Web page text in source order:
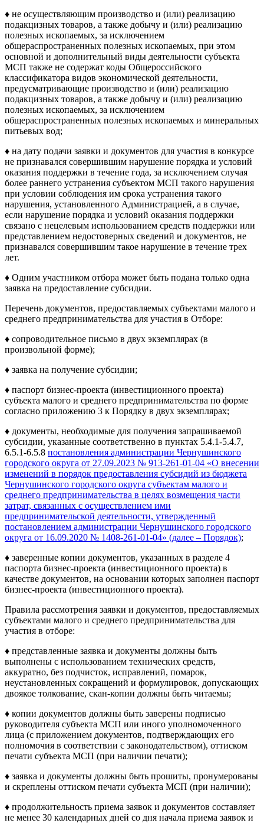
♦ не осуществляющим производство и (или) реализацию
подакцизных товаров, а также добычу и (или) реализацию
полезных ископаемых, за исключением
общераспространенных полезных ископаемых, при этом
основной и дополнительный виды деятельности субъекта
МСП также не содержат коды Общероссийского
классификатора видов экономической деятельности,
предусматривающие производство и (или) реализацию
подакцизных товаров, а также добычу и (или) реализацию
полезных ископаемых, за исключением
общераспространенных полезных ископаемых и минеральных
питьевых вод;
♦ на дату подачи заявки и документов для участия в конкурсе
не признавался совершившим нарушение порядка и условий
оказания поддержки в течение года, за исключением случая
более раннего устранения субъектом МСП такого нарушения
при условии соблюдения им срока устранения такого
нарушения, установленного Администрацией, а в случае,
если нарушение порядка и условий оказания поддержки
связано с нецелевым использованием средств поддержки или
представлением недостоверных сведений и документов, не
признавался совершившим такое нарушение в течение трех
лет.
♦ Одним участником отбора может быть подана только одна
заявка на предоставление субсидии.
Перечень документов, предоставляемых субъектами малого и
среднего предпринимательства для участия в Отборе:
♦ сопроводительное письмо в двух экземплярах (в
произвольной форме);
♦ заявка на получение субсидии;
♦ паспорт бизнес-проекта (инвестиционного проекта)
субъекта малого и среднего предпринимательства по форме
согласно приложению 3 к Порядку в двух экземплярах;
♦ документы, необходимые для получения запрашиваемой
субсидии, указанные соответственно в пунктах 5.4.1-5.4.7,
6.5.1-6.5.8 постановления администрации Чернушинского
городского округа от 27.09.2023 № 913-261-01-04 «О внесении
изменений в порядок предоставления субсидий из бюджета
Чернушинского городского округа субъектам малого и
среднего предпринимательства в целях возмещения части
затрат, связанных с осуществлением ими
предпринимательской деятельности, утвержденный
постановлением администрации Чернушинского городского
округа от 16.09.2020 № 1408-261-01-04» (далее – Порядок);
♦ заверенные копии документов, указанных в разделе 4
паспорта бизнес-проекта (инвестиционного проекта) в
качестве документов, на основании которых заполнен паспорт
бизнес-проекта (инвестиционного проекта).
Правила рассмотрения заявки и документов, предоставляемых
субъектами малого и среднего предпринимательства для
участия в отборе:
♦ представленные заявка и документы должны быть
выполнены с использованием технических средств,
аккуратно, без подчисток, исправлений, помарок,
неустановленных сокращений и формулировок, допускающих
двоякое толкование, скан-копии должны быть читаемы;
♦ копии документов должны быть заверены подписью
руководителя субъекта МСП или иного уполномоченного
лица (с приложением документов, подтверждающих его
полномочия в соответствии с законодательством), оттиском
печати субъекта МСП (при наличии печати);
♦ заявка и документы должны быть прошиты, пронумерованы
и скреплены оттиском печати субъекта МСП (при наличии);
♦ продолжительность приема заявок и документов составляет
не менее 30 календарных дней со дня начала приема заявок и